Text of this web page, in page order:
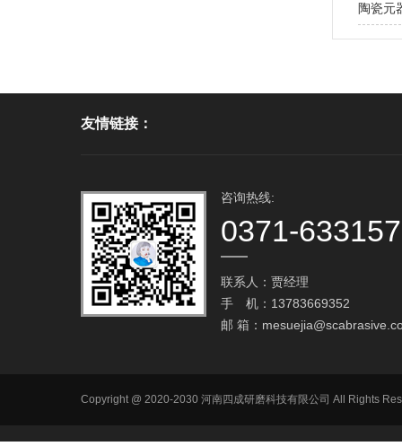
陶瓷元
友情链接：
咨询热线:
0371-
联系人：贾经理
手 机：13783669352
邮 箱：
Copyright @ 2020-2030 河南四成研磨科技有限公司 All Rights